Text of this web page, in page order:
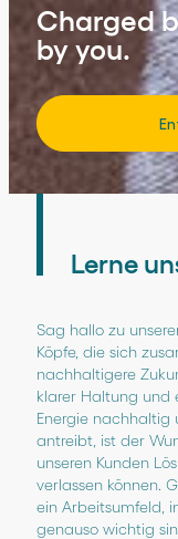
Charged
by you.
Lerne
Sag hallo zu
Köpfe, die sich
nachhaltigere
klarer Haltung und
Energie nachhaltig
antreibt, ist der
unseren Kunden
verlassen können.
ein Arbeitsumfeld,
genauso wichtig